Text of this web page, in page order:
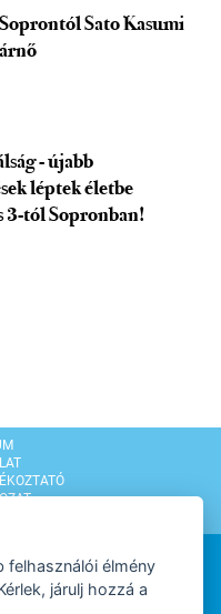
Sato Kasumi
- újabb
léptek életbe
3-tól Sopronban!
felhasználói élmény
járulj hozzá a